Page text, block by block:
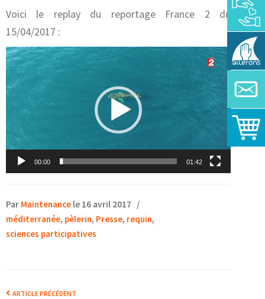
Voici le replay du reportage France 2 du
15/04/2017 :
Lecteur
vidéo
00:00 01:42
Par Maintenance le 16 avril 2017 /
méditerranée, pèlerin, Presse, requin,
sciences participatives
ARTICLE PRÉCÉDENT